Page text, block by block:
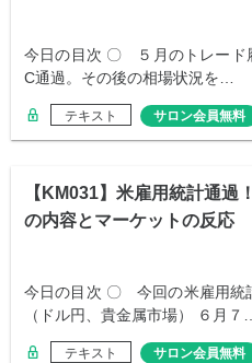
今日の目次 〇 ５月のトレー
C通過。その後の相場状況を…
テキスト サロン会員無料
【KM031】米雇用統計通過
の内容とマーケットの反応
今日の目次 〇 今回の米雇用
（ドル円、貴金属市場） ６月７…
テキスト サロン会員無料